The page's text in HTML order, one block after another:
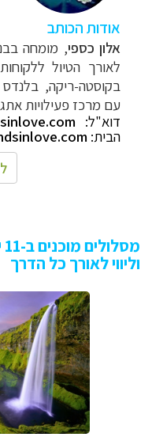
אודות הכותב
אלון כספי, מומחה
לאורך הטיול
בקוסטה-ריקה,
עם מרכז פעילויות
דוא"ל:
הבית: .com
וליווי לאורך כל הדרך